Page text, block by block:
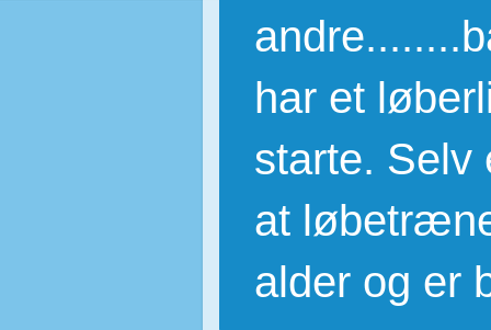
har et
starte. Selv
at
alder og er